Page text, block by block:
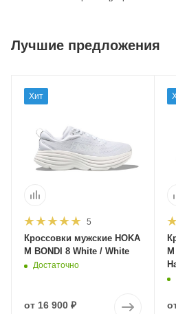
Лучшие предложения
Хит
5
Кроссовки мужские HOKA
M BONDI 8 White / White
Достаточно
от 16 900 ₽